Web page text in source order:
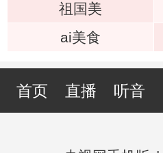
祖国美
ai美食
首页 直播 听音